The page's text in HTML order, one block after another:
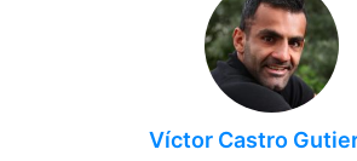
Víctor Castro